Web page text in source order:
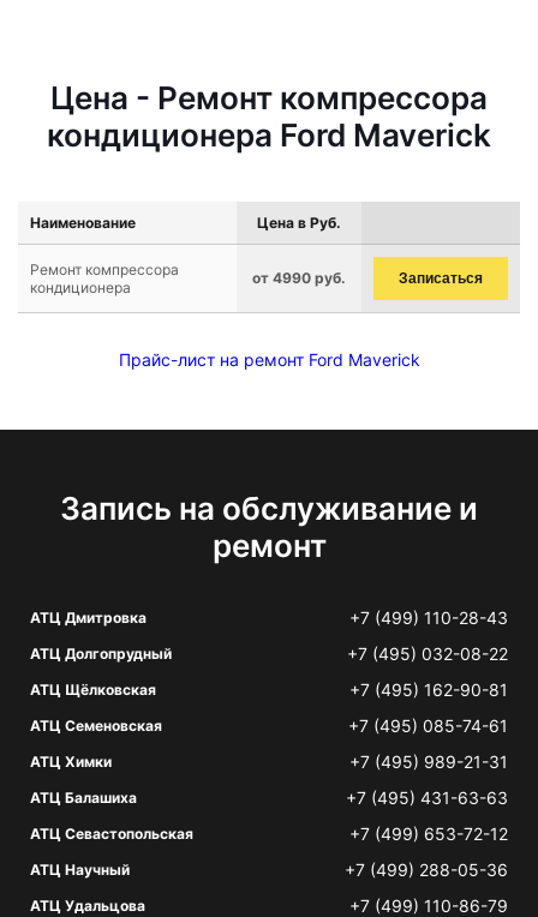
Цена - Ремонт компрессора
кондиционера Ford Maverick
Наименование Цена в Руб.
Ремонт компрессора
кондиционера
от 4990 руб. Записаться
Прайс-лист на ремонт Ford Maverick
Запись на обслуживание и
ремонт
АТЦ Дмитровка +7 (499) 110-28-43
АТЦ Долгопрудный +7 (495) 032-08-22
АТЦ Щёлковская +7 (495) 162-90-81
АТЦ Семеновская +7 (495) 085-74-61
АТЦ Химки +7 (495) 989-21-31
АТЦ Балашиха +7 (495) 431-63-63
АТЦ Севастопольская +7 (499) 653-72-12
АТЦ Научный +7 (499) 288-05-36
АТЦ Удальцова +7 (499) 110-86-79